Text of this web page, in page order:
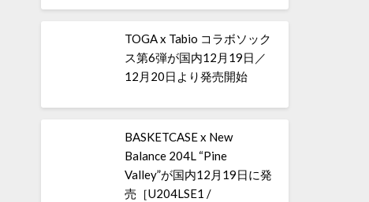
TOGA x Tabio コラボソック
ス第6弾が国内12月19日／
12月20日より発売開始
BASKETCASE x New
Balance 204L “Pine
Valley”が国内12月19日に発
売［U204LSE1 /